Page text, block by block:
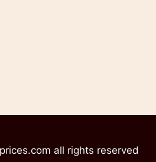
all rights reserved